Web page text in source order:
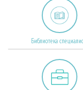
Библиотека